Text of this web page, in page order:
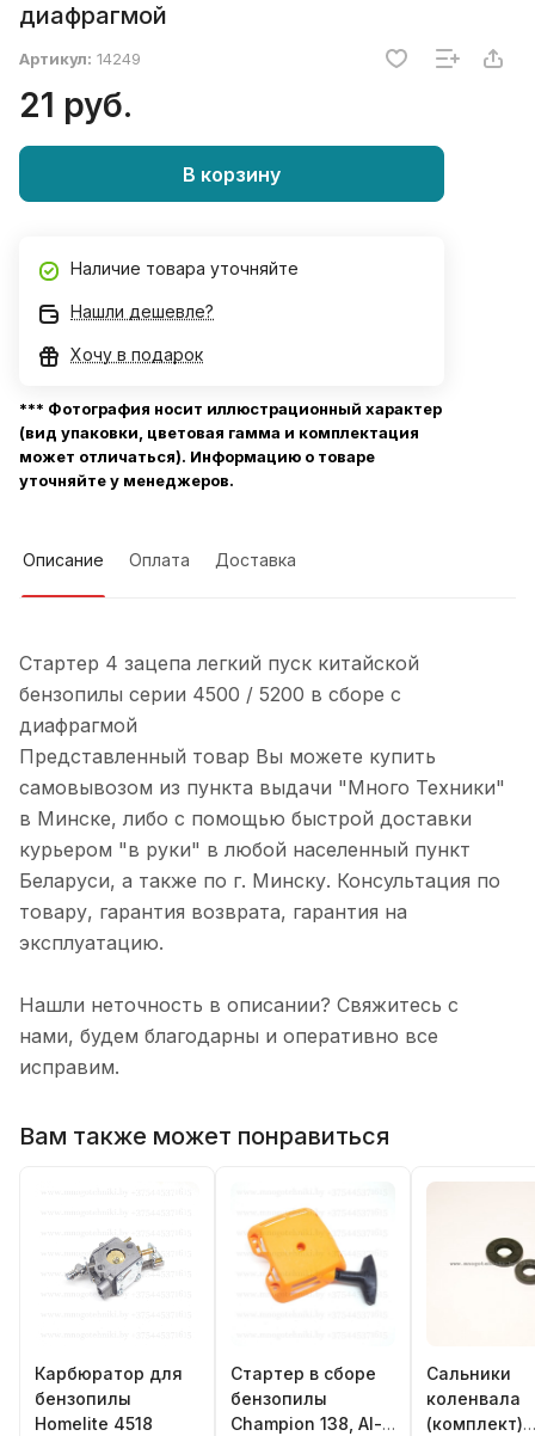
диафрагмой
Артикул: 14249
21 руб.
В корзину
Наличие товара уточняйте
Нашли дешевле?
Хочу в подарок
*** Фотография носит иллюстрационный характер
(вид упаковки, цветовая гамма и комплектация
может отличаться). Информацию о товаре
уточняйте у менеджеров.
Описание Оплата Доставка
Стартер 4 зацепа легкий пуск китайской
бензопилы серии 4500 / 5200 в сборе с
диафрагмой
Представленный товар Вы можете купить
самовывозом из пункта выдачи "Много Техники"
в Минске, либо с помощью быстрой доставки
курьером "в руки" в любой населенный пункт
Беларуси, а также по г. Минску. Консультация по
товару, гарантия возврата, гарантия на
эксплуатацию.
Нашли неточность в описании? Свяжитесь с
нами, будем благодарны и оперативно все
исправим.
Вам также может понравиться
Карбюратор для
бензопилы
Homelite 4518
Стартер в сборе
бензопилы
Champion 138, Al-
Сальники
коленвала
(комплект)